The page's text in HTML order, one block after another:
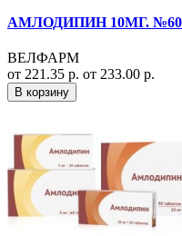
АМЛОДИПИН 10МГ.
ВЕЛФАРМ
от 221.35 р. от 233.00 р.
В корзину